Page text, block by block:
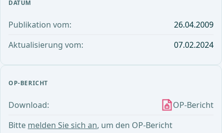
DATUM
Publikation vom:
26.04.2009
Aktualisierung vom:
07.02.2024
OP-BERICHT
Download:
OP-Bericht
Bitte melden Sie sich an, um den OP-Bericht